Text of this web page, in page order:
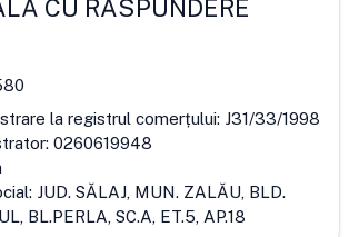
CU RĂSPUNDERE
la registrul comerțului: J31/33/1998
0260619948
JUD. SĂLAJ, MUN. ZALĂU, BLD.
BL.PERLA, SC.A, ET.5, AP.18